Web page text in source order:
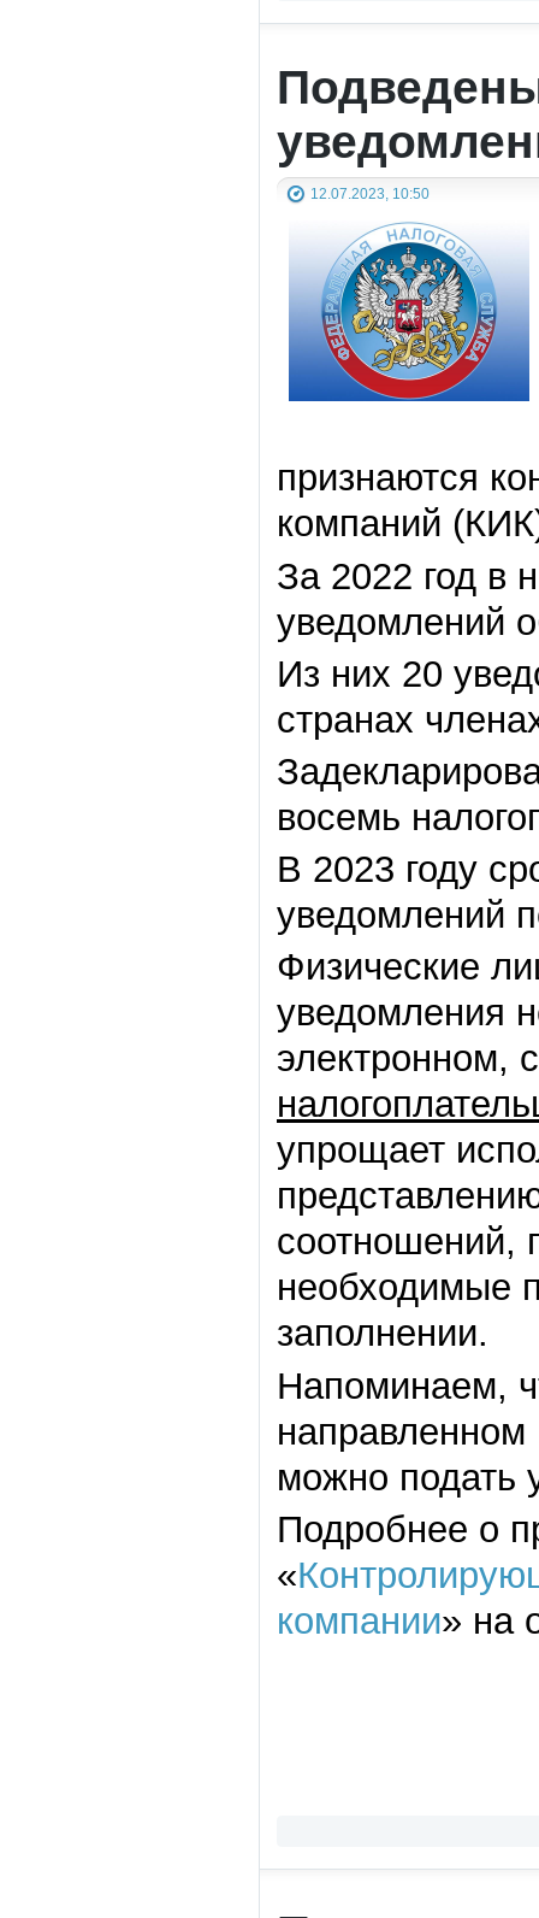
12.07.2023, 10:50
признаются
компаний
За 2022 год в
уведомлений
Из них 20
странах
восемь
В 2023 году
уведомлений
Физические
уведомления
электронном,
упрощает
соотношений,
необходимые
заполнении.
Напоминаем,
можно подать
Подробнее о
«
компании» на